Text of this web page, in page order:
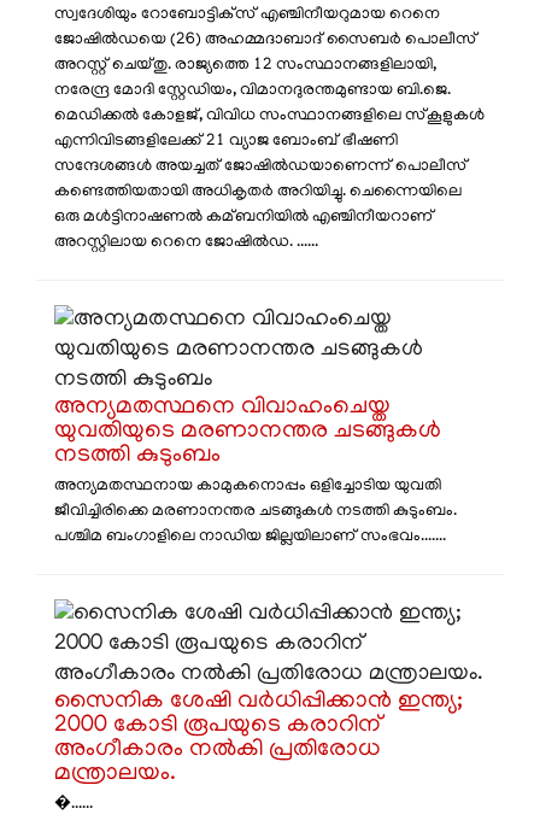
സ്വദേശിയും റോബോട്ടിക്‌സ് എഞ്ചിനീയറുമായ റെനെ
ജോഷില്‍ഡയെ (26) അഹമ്മദാബാദ് സൈബർ പൊലീസ്
അറസ്റ്റ് ചെയ്തു. രാജ്യത്തെ 12 സംസ്ഥാനങ്ങളിലായി,
നരേന്ദ്ര മോദി സ്റ്റേഡിയം, വിമാനദുരന്തമുണ്ടായ ബി.ജെ.
മെഡിക്കല്‍ കോളജ്, വിവിധ സംസ്ഥാനങ്ങളിലെ സ്കൂളുകള്‍
എന്നിവിടങ്ങളിലേക്ക് 21 വ്യാജ ബോംബ് ഭീഷണി
സന്ദേശങ്ങള്‍ അയച്ചത് ജോഷില്‍ഡയാണെന്ന് പൊലീസ്
കണ്ടെത്തിയതായി അധികൃതർ അറിയിച്ചു. ചെന്നൈയിലെ
ഒരു മള്‍ട്ടിനാഷണല്‍ കമ്ബനിയില്‍ എഞ്ചിനീയറാണ്
അറസ്റ്റിലായ റെനെ ജോഷില്‍ഡ. ......
അന്യമതസ്ഥനെ വിവാഹംചെയ്ത
യുവതിയുടെ മരണാനന്തര ചടങ്ങുകൾ
നടത്തി കുടുംബം
അന്യമതസ്ഥനായ കാമുകനൊപ്പം ഒളിച്ചോടിയ യുവതി
ജീവിച്ചിരിക്കെ മരണാനന്തര ചടങ്ങുകൾ നടത്തി കുടുംബം.
പശ്ചിമ ബം​ഗാളിലെ നാഡിയ ജില്ലയിലാണ് സംഭവം.......
സൈനിക ശേഷി വർധിപ്പിക്കാൻ ഇന്ത്യ;
2000 കോടി രൂപയുടെ കരാറിന്
അംഗീകാരം നൽകി പ്രതിരോധ
മന്ത്രാലയം.
�......